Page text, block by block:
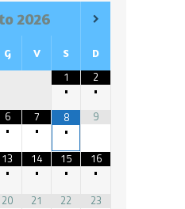
2026
G V S D
1
•
2
•
6
•
7
•
8
•
9
13
•
14
•
15
•
16
•
20 21 22 23